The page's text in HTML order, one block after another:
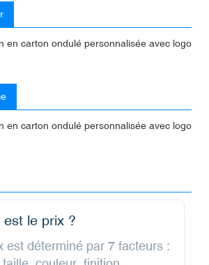
le prix ?
est déterminé par 7 facteurs :